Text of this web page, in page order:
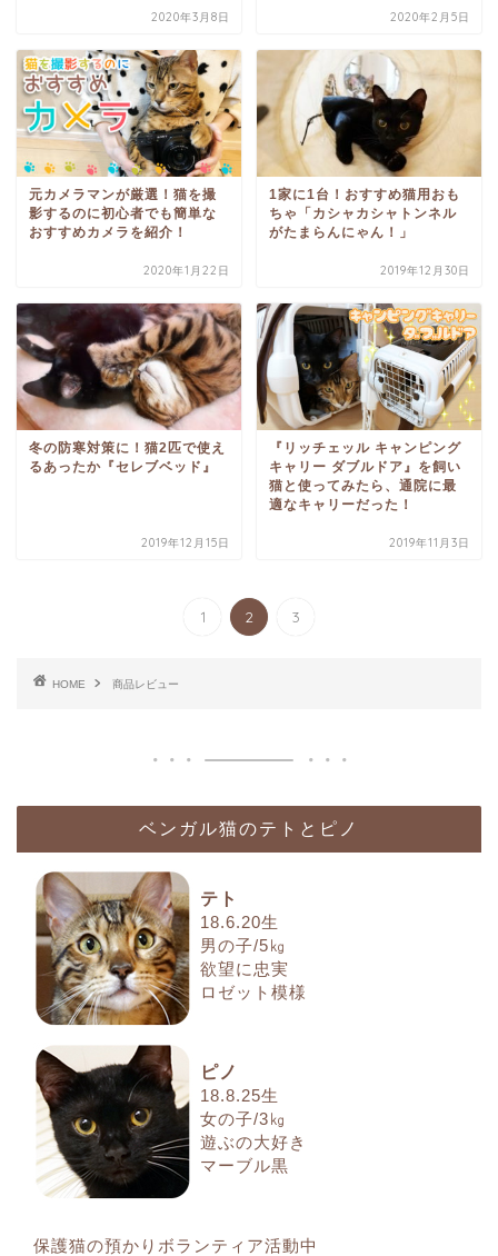
2020年3月8日 2020年2月5日
元カメラマンが厳選！猫を撮
影するのに初心者でも簡単な
おすすめカメラを紹介！
2020年1月22日
1家に1台！おすすめ猫用おも
ちゃ「カシャカシャトンネル
がたまらんにゃん！」
2019年12月30日
冬の防寒対策に！猫2匹で使え
るあったか『セレブベッド』
2019年12月15日
『リッチェッル キャンピング
キャリー ダブルドア』を飼い
猫と使ってみたら、通院に最
適なキャリーだった！
2019年11月3日
1 2 3
HOME 商品レビュー
ベンガル猫のテトとピノ
テト
18.6.20生
男の子/5㎏
欲望に忠実
ロゼット模様
ピノ
18.8.25生
女の子/3㎏
遊ぶの大好き
マーブル黒
保護猫の預かりボランティア活動中